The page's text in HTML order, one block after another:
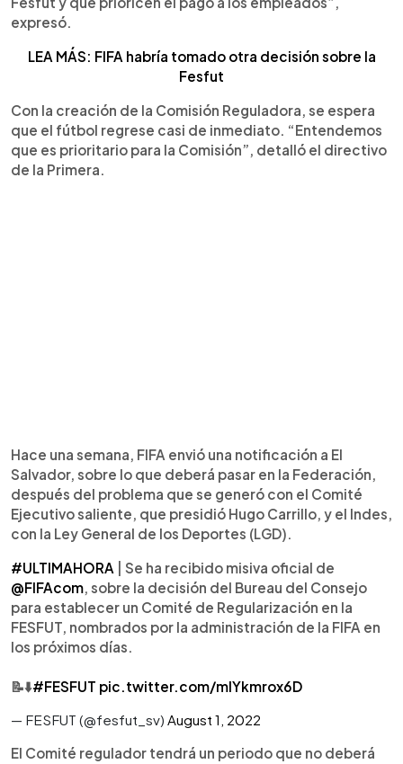
expresó.
LEA MÁS: FIFA habría tomado otra decisión sobre la
Fesfut
Con la creación de la Comisión Reguladora, se espera
que el fútbol regrese casi de inmediato. “Entendemos
que es prioritario para la Comisión”, detalló el directivo
de la Primera.
Hace una semana, FIFA envió una notificación a El
Salvador, sobre lo que deberá pasar en la Federación,
después del problema que se generó con el Comité
Ejecutivo saliente, que presidió Hugo Carrillo, y el Indes,
con la Ley General de los Deportes (LGD).
#ULTIMAHORA | Se ha recibido misiva oficial de
@FIFAcom, sobre la decisión del Bureau del Consejo
para establecer un Comité de Regularización en la
FESFUT, nombrados por la administración de la FIFA en
los próximos días.
📝⬇️#FESFUT pic.twitter.com/mIYkmrox6D
— FESFUT (@fesfut_sv) August 1, 2022
El Comité regulador tendrá un periodo que no deberá